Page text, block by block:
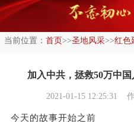
当前位置： 首页>>圣地风采>>红色
加入中共，拯救50万中国
2021-01-15 12:25:31 作
今天的故事开始之前